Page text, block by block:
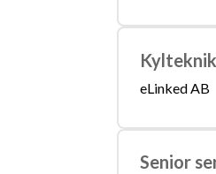
eLinked AB
Senior